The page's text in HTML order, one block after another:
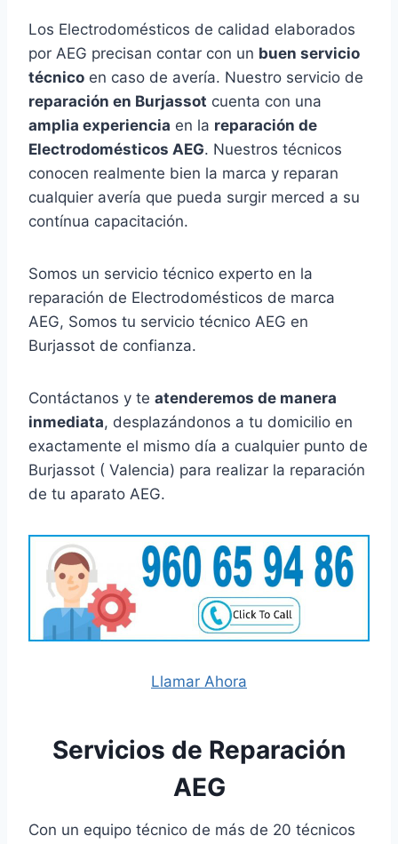
Los Electrodomésticos de calidad elaborados
por AEG precisan contar con un buen servicio
técnico en caso de avería. Nuestro servicio de
reparación en Burjassot cuenta con una
amplia experiencia en la reparación de
Electrodomésticos AEG. Nuestros técnicos
conocen realmente bien la marca y reparan
cualquier avería que pueda surgir merced a su
contínua capacitación.
Somos un servicio técnico experto en la
reparación de Electrodomésticos de marca
AEG, Somos tu servicio técnico AEG en
Burjassot de confianza.
Contáctanos y te atenderemos de manera
inmediata, desplazándonos a tu domicilio en
exactamente el mismo día a cualquier punto de
Burjassot ( Valencia) para realizar la reparación
de tu aparato AEG.
Llamar Ahora
Servicios de Reparación
AEG
Con un equipo técnico de más de 20 técnicos